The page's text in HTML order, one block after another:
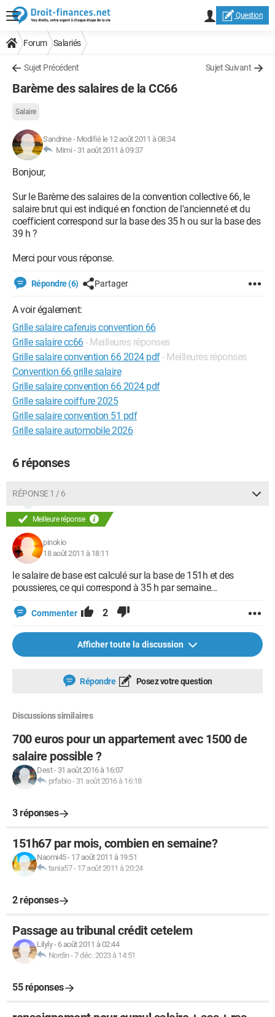
Question
Forum Salariés
Sujet Précédent Sujet Suivant
Barème des salaires de la CC66
Salaire
Sandrine- Modifié le 12 août 2011 à 08:34
Mimi - 31 août 2011 à 09:37
Bonjour,
Sur le Barème des salaires de la convention collective 66, le
salaire brut qui est indiqué en fonction de l'ancienneté et du
coefficient correspond sur la base des 35 h ou sur la base des
39 h ?
Merci pour vous réponse.
Répondre (6) Partager
A voir également:
Grille salaire caferuis convention 66
Grille salaire cc66- Meilleures réponses
Grille salaire convention 66 2024 pdf- Meilleures réponses
Convention 66 grille salaire
Grille salaire convention 66 2024 pdf
Grille salaire coiffure 2025
Grille salaire convention 51 pdf
Grille salaire automobile 2026
6 réponses
RÉPONSE 1 / 6
Meilleure réponse
pinokio
18 août 2011 à 18:11
le salaire de base est calculé sur la base de 151h et des
poussieres, ce qui correspond à 35 h par semaine...
Commenter 2
Afficher toute la discussion
Répondre Posez votre question
Discussions similaires
700 euros pour un appartement avec 1500 de
salaire possible ?
Dest- 31 août 2016 à 16:07
prfabio- 31 août 2016 à 16:18
3 réponses
151h67 par mois, combien en semaine?
Naomi45- 17 août 2011 à 19:51
tania57- 17 août 2011 à 20:24
2 réponses
Passage au tribunal crédit cetelem
Lilyly- 6 août 2011 à 02:44
Nordin-7 déc. 2023 à 14:51
55 réponses